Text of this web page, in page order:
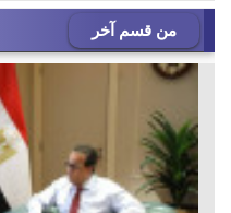
من قسم آخر